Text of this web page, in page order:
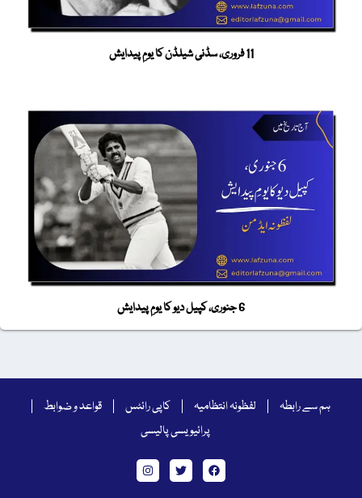
11 فروری، سڈنی شیلڈن کا یومِ پیدایش
6 جنوری، کپیل دیو کا یومِ پیدایش
ہم سے رابطہ لفظونہ انتظامیہ کاپی رائٹس
قواعد و ضوابط
پرائیویسی پالیسی